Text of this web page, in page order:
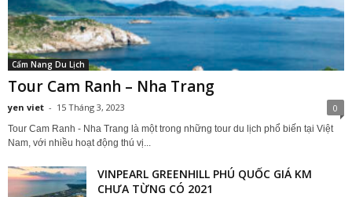
Cẩm Nang Du Lịch
Tour Cam Ranh – Nha Trang
yen viet - 15 Tháng 3, 2023 0
Tour Cam Ranh - Nha Trang là một trong những tour du lịch phổ biến tại Việt
Nam, với nhiều hoạt động thú vị...
VINPEARL GREENHILL PHÚ QUỐC GIÁ KM
CHƯA TỪNG CÓ 2021